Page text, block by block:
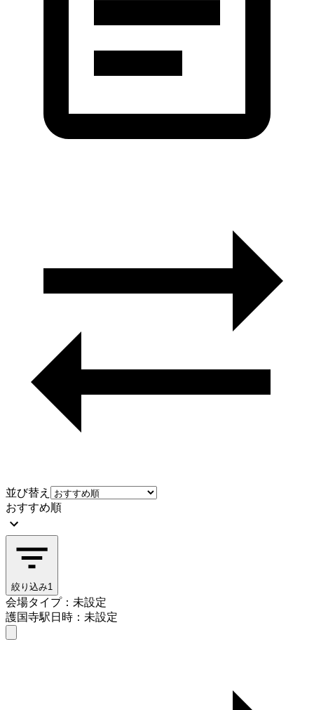
並び替え
おすすめ順
絞り込み1
会場タイプ：未設定
護国寺駅日時：未設定